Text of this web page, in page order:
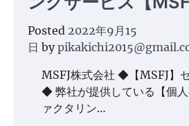
Posted 2022年9月15
日 by
MSFJ株式会社 ◆【MSFJ】
◆ 弊社が提供している【個
ァクタリン…